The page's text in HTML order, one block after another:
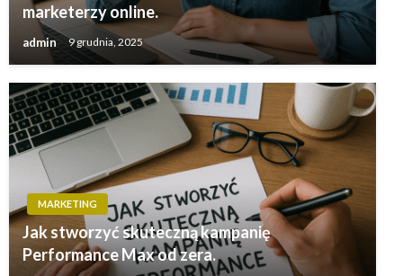
marketerzy online.
admin 9 grudnia, 2025
MARKETING
Jak stworzyć skuteczną kampanię
Performance Max od zera.